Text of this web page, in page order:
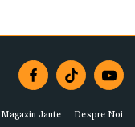
Magazin Jante Despre Noi